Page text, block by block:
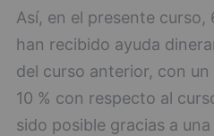
Así, en el presente
han recibido ayuda
del curso anterior, con
10 % con respecto al
sido posible gracias a